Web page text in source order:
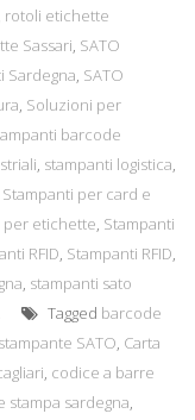
rotoli etichette
Sassari, SATO
Sardegna, SATO
, Soluzioni per
barcode
, stampanti logistica,
Stampanti per card e
per etichette, Stampanti
RFID, Stampanti RFID,
, stampanti sato
Tagged barcode
SATO, Carta
, codice a barre
stampa sardegna,